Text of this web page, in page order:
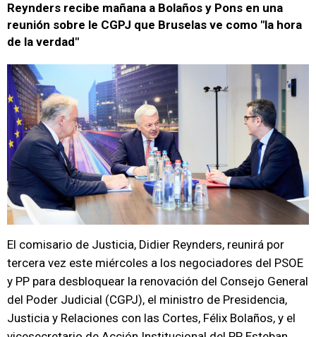
Reynders recibe mañana a Bolaños y Pons en una
reunión sobre le CGPJ que Bruselas ve como "la hora
de la verdad"
El comisario de Justicia, Didier Reynders, reunirá por
tercera vez este miércoles a los negociadores del PSOE
y PP para desbloquear la renovación del Consejo General
del Poder Judicial (CGPJ), el ministro de Presidencia,
Justicia y Relaciones con las Cortes, Félix Bolaños, y el